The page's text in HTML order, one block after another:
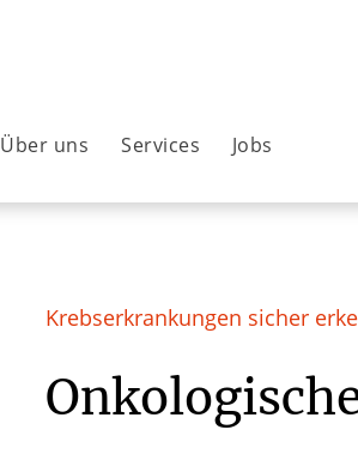
Über uns Services Jobs
Krebserkrankungen sicher